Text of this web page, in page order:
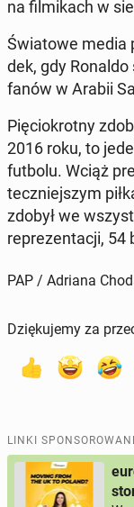
na fil­mi­kach w
Świa­to­we media
dek, gdy
fanów w Arabii
Pię­cio­krot­ny
2016 roku, to
futbolu. Wciąż
tecz­niej­szym
zdobył we
re­pre­zen­ta­cji, 54
PAP / Adriana
Dziękujemy za
LINKI